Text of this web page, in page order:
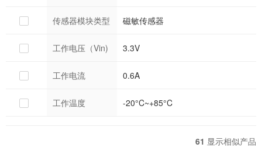
传感器模块类型 磁敏传感器
工作电压（Vin) 3.3V
工作电流 0.6A
工作温度 -20°C~+85°C
61 显示相似产品